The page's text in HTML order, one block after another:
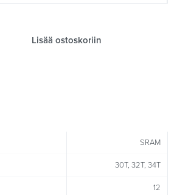
Lisää ostoskoriin
SRAM
30T, 32T, 34T
12